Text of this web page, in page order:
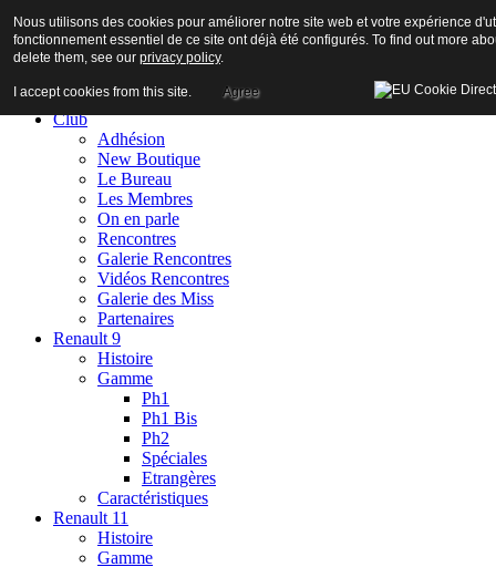
Accueil
Club
Adhésion
New Boutique
Le Bureau
Les Membres
On en parle
Rencontres
Galerie Rencontres
Vidéos Rencontres
Galerie des Miss
Partenaires
Renault 9
Histoire
Gamme
Ph1
Ph1 Bis
Ph2
Spéciales
Etrangères
Caractéristiques
Renault 11
Histoire
Gamme
Nous utilisons des cookies pour améliorer notre site web et votre expérience
fonctionnement essentiel de ce site ont déjà été configurés. To find out more
delete them, see our privacy policy.
I accept cookies from this site. Agree